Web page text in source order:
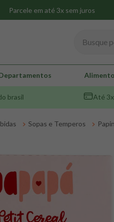
Parcele em até 3x sem juros
brasil Até
Sopas e Temperos
MAIS BUSCADOS
proteico mundo verde
peruana